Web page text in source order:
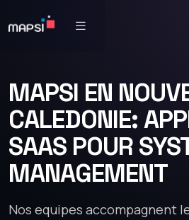
MAPSI EN
CALEDONIE:
SAAS POUR
MANAGEMENT
Nos equipes accompagnent